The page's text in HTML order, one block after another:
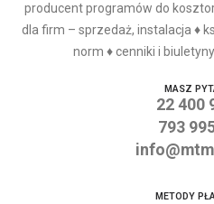
producent programów do
dla firm – sprzedaż, instalacja ♦
norm ♦ cenniki i
MASZ
22 400
793
METODY